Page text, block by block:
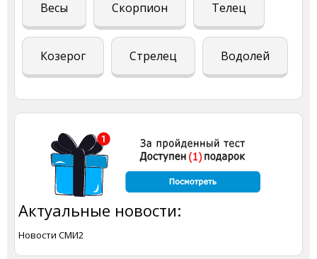
Весы Скорпион Телец
Козерог Стрелец Водолей
Актуальные новости:
Новости СМИ2